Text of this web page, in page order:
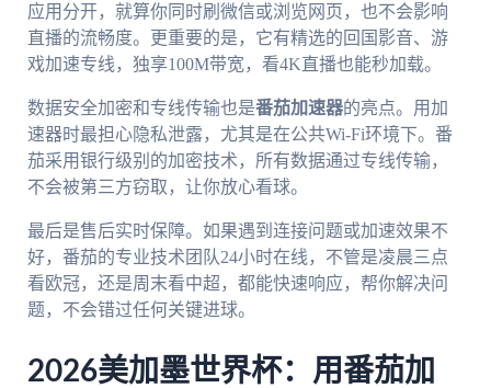
应用分开，就算你同时刷微信或浏览网页，也不会影响
直播的流畅度。更重要的是，它有精选的回国影音、游
戏加速专线，独享100M带宽，看4K直播也能秒加载。
数据安全加密和专线传输也是番茄加速器的亮点。用加
速器时最担心隐私泄露，尤其是在公共Wi-Fi环境下。番
茄采用银行级别的加密技术，所有数据通过专线传输，
不会被第三方窃取，让你放心看球。
最后是售后实时保障。如果遇到连接问题或加速效果不
好，番茄的专业技术团队24小时在线，不管是凌晨三点
看欧冠，还是周末看中超，都能快速响应，帮你解决问
题，不会错过任何关键进球。
2026美加墨世界杯：用番茄加